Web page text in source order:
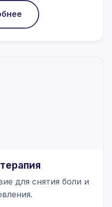
для снятия боли и